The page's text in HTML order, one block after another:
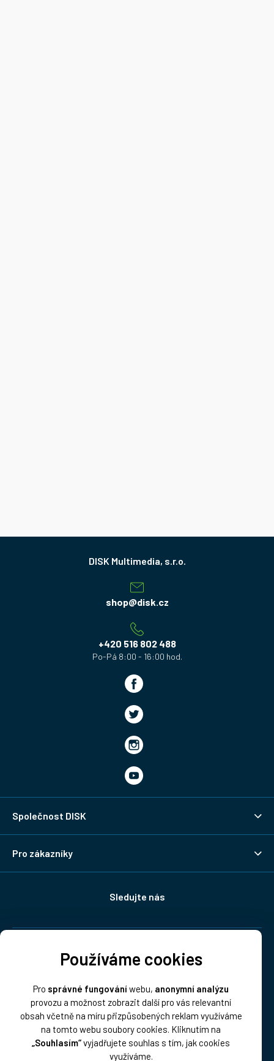
Používáme cookies
Pro správné fungováníwebu, anonymní analýzu
provozu a možnost zobrazit další pro vás relevantní
obsah včetně na míru přizpůsobených reklam využíváme
na tomto webu soubory cookies. Kliknutím na
„Souhlasím“vyjadřujete souhlas s tím, jak cookies
využíváme.
shop@disk.cz
+420 516 802 488
Společnost DISK
Pro zákazníky
Sledujte nás
Platba: